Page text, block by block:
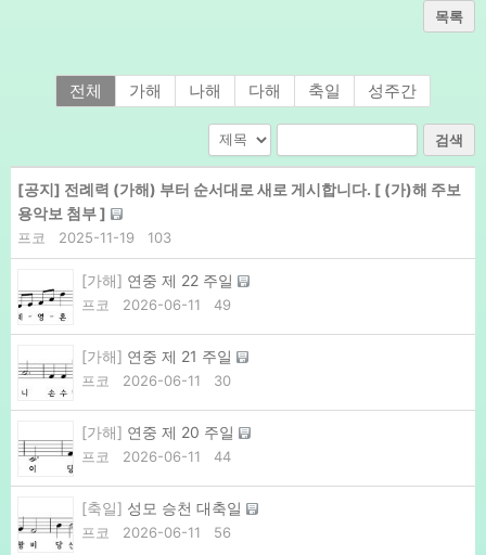
목록
전체 가해 나해 다해 축일 성주간
검색
[공지] 전례력 (가해) 부터 순서대로 새로 게시합니다. [ (가)해 주보
용악보 첨부 ]
프코 2025-11-19 103
[가해] 연중 제 22 주일
프코 2026-06-11 49
[가해] 연중 제 21 주일
프코 2026-06-11 30
[가해] 연중 제 20 주일
프코 2026-06-11 44
[축일] 성모 승천 대축일
프코 2026-06-11 56